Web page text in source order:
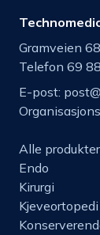
Gramveien
Telefon 69
E-post:
Alle produkter
Endo
Kirurgi
Kjeveortopedi